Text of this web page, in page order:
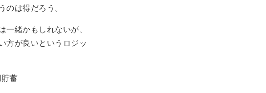
は得だろう。
緒かもしれないが、
方が良いというロジッ
蓄